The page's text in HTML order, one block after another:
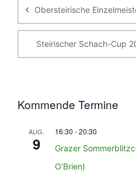
Obersteirische
Steirischer Schach-Cup
Kommende Termine
AUG.
9
16:30 -20:30
Grazer
O’Brien)